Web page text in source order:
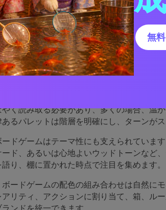
ボードゲームのパ
か
く読み取る必要があり、多くの場合、温
るパレットは階層を明確にし、ターンが
ードゲームはテーマ性にも支えられていま
ード、あるいは心地よいウッドトーンなど
り、棚に置かれた時点で注目を集めます。
ボードゲームの配色の組み合わせは自然に
アリティ、アクションに割り当て、箱、ル
無